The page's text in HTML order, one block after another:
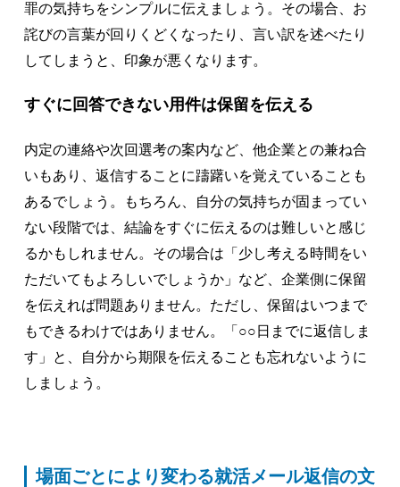
罪の気持ちをシンプルに伝えましょう。その場合、お
詫びの言葉が回りくどくなったり、言い訳を述べたり
してしまうと、印象が悪くなります。
すぐに回答できない用件は保留を伝える
内定の連絡や次回選考の案内など、他企業との兼ね合
いもあり、返信することに躊躇いを覚えていることも
あるでしょう。もちろん、自分の気持ちが固まってい
ない段階では、結論をすぐに伝えるのは難しいと感じ
るかもしれません。その場合は「少し考える時間をい
ただいてもよろしいでしょうか」など、企業側に保留
を伝えれば問題ありません。ただし、保留はいつまで
もできるわけではありません。「○○日までに返信しま
す」と、自分から期限を伝えることも忘れないように
しましょう。
場面ごとにより変わる就活メール返信の文